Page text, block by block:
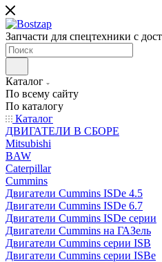
Запчасти для спецтехники с
Каталог
По всему сайту
По каталогу
Каталог
ДВИГАТЕЛИ В СБОРЕ
Mitsubishi
BAW
Caterpillar
Cummins
Двигатели Cummins ISDe 4.5
Двигатели Cummins ISDe 6.7
Двигатели Cummins ISDe серии
Двигатели Cummins на ГАЗель
Двигатели Cummins серии ISB
Двигатели Cummins серии ISBe